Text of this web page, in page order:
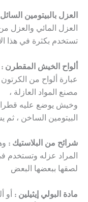
العزل بالبيتومين
العزل المائي والعزل
تستخدم بكثرة في هذا
ألواح الخيش المقطرن :
عبارة ألواح من
مصنع المواد العازلة ،
وخيش يوضع عليه
البيتومين الساخن ،
شرائح من البلاستيك :
المراد عزله وتستخدم
لصقها ببعضها البعض
مادة البولي إيثيلين : أو